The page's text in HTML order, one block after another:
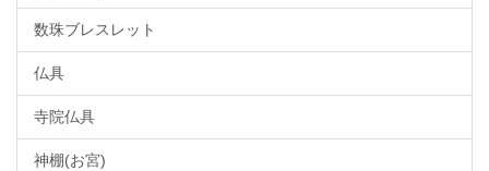
数珠ブレスレット
仏具
寺院仏具
神棚(お宮)